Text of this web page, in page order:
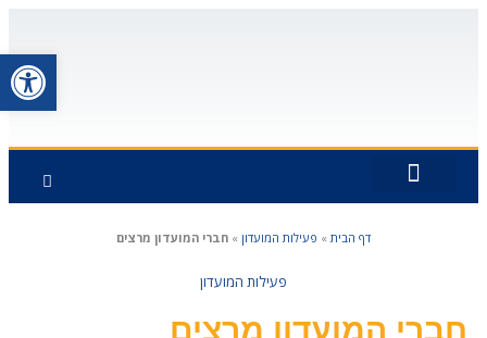
דף הבית» פעילות המועדון » חברי המועדון מרצים
פעילות המועדון
חברי המועדון מרצים
פתח